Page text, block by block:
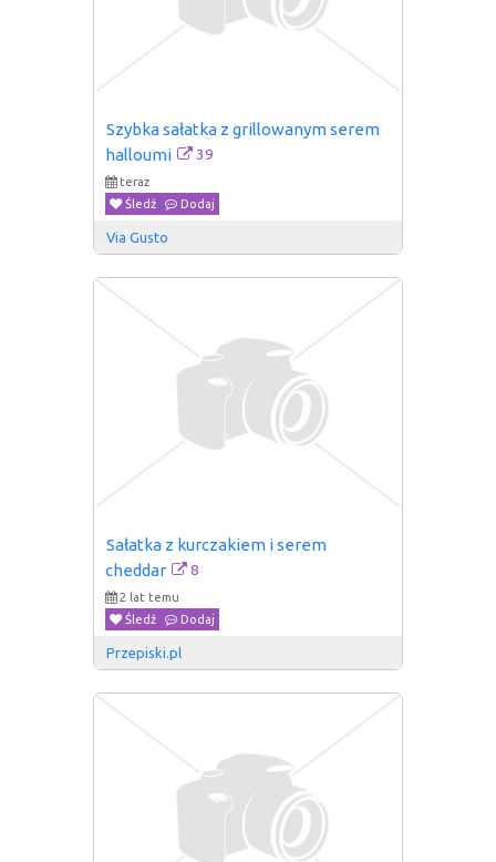
Szybka sałatka z grillowanym serem
halloumi
39
teraz
Śledź
Dodaj
Via Gusto
Sałatka z kurczakiem i serem
cheddar
8
2 lat temu
Śledź
Dodaj
Przepiski.pl